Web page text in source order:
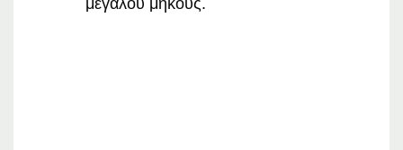
μεγάλου μήκους.